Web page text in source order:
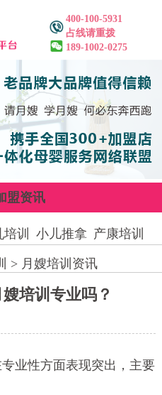
400-100-5931
占线请重拨
189-1002-0275
盟资讯
训 小儿推拿 产康培训
> 月嫂培训资讯
培训专业吗？
业性方面表现突出，主要